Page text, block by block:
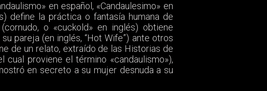
en español, «Candaulesimo» en
define la práctica o fantasía humana de
o «cuckold» en inglés) obtiene
pareja (en inglés, “Hot Wife”) ante otros
cual proviene el término «candaulismo»),
en secreto a su mujer desnuda a su